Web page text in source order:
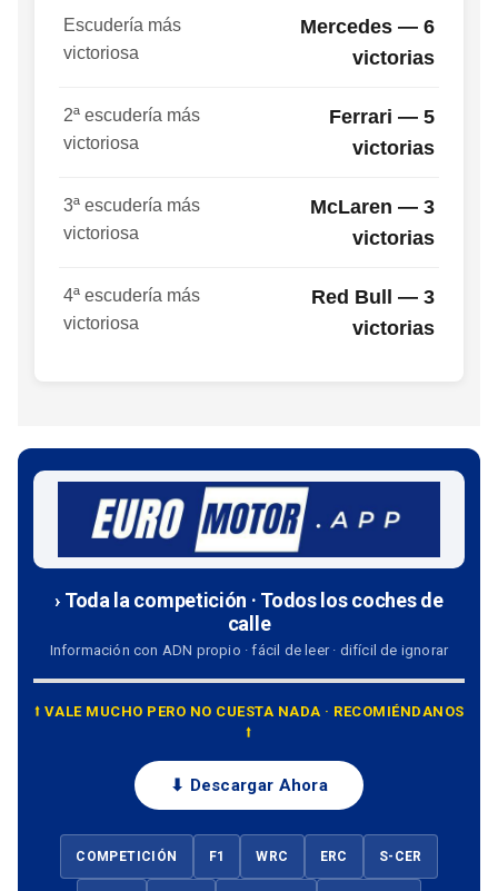
Escudería más
victoriosa
Mercedes — 6
victorias
2ª escudería más
victoriosa
Ferrari — 5
victorias
3ª escudería más
victoriosa
McLaren — 3
victorias
4ª escudería más
victoriosa
Red Bull — 3
victorias
› Toda la competición · Todos los coches de
calle
Información con ADN propio · fácil de leer · difícil de ignorar
⭡ VALE MUCHO PERO NO CUESTA NADA · RECOMIÉNDANOS
⭡
⬇ Descargar Ahora
COMPETICIÓN F1 WRC ERC S-CER